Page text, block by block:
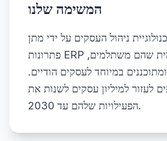
המשימה שלנו
ניהול העסקים על ידי מתן
פתרונות ERP ברמה עולמית שהם משתלמים,
במיוחד לעסקים הודיים.
לעזור למיליון עסקים לשנות את
הפעילויות שלהם עד 2030.